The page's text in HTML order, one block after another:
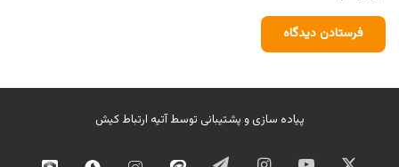
پیاده سازی و پشتیبانی توسطآتیه ارتباط کیش